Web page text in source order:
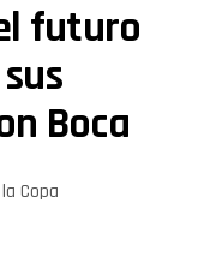
futuro
Boca
Copa